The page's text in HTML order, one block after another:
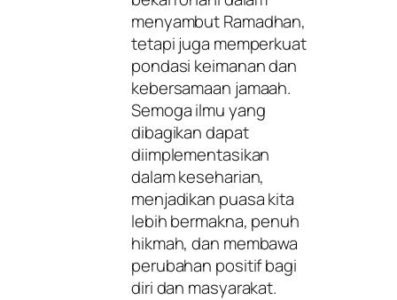
menyambut Ramadhan,
tetapi juga memperkuat
pondasi keimanan dan
kebersamaan jamaah.
Semoga ilmu yang
dibagikan dapat
diimplementasikan
dalam keseharian,
menjadikan puasa kita
lebih bermakna, penuh
hikmah, dan membawa
perubahan positif bagi
diri dan masyarakat.